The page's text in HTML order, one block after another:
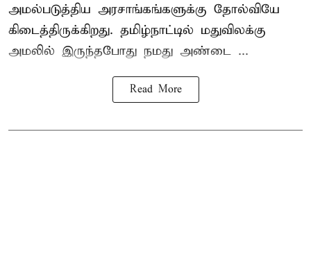
அமல்படுத்திய அரசாங்கங்களுக்கு தோல்வியே
கிடைத்திருக்கிறது. தமிழ்நாட்டில் மதுவிலக்கு
அமலில் இருந்தபோது நமது அண்டை ...
Read More